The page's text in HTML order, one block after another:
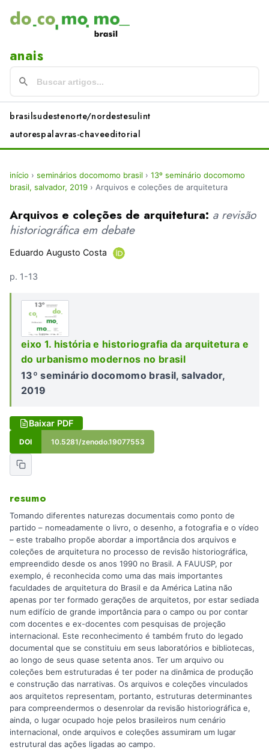
anais
brasilsudestenorte/nordestesulint
autorespalavras-chaveeditorial
início › seminários docomomo brasil › 13º seminário docomomo
brasil, salvador, 2019 › Arquivos e coleções de arquitetura
Arquivos e coleções de arquitetura: a revisão
historiográfica em debate
Eduardo Augusto Costa
p. 1-13
eixo 1. história e historiografia da arquitetura e
do urbanismo modernos no brasil
13º seminário docomomo brasil, salvador,
2019
Baixar PDF
DOI 10.5281/zenodo.19077553
resumo
Tomando diferentes naturezas documentais como ponto de
partido – nomeadamente o livro, o desenho, a fotografia e o vídeo
– este trabalho propõe abordar a importância dos arquivos e
coleções de arquitetura no processo de revisão historiográfica,
empreendido desde os anos 1990 no Brasil. A FAUUSP, por
exemplo, é reconhecida como uma das mais importantes
faculdades de arquitetura do Brasil e da América Latina não
apenas por ter formado gerações de arquitetos, por estar sediada
num edifício de grande importância para o campo ou por contar
com docentes e ex-docentes com pesquisas de projeção
internacional. Este reconhecimento é também fruto do legado
documental que se constituiu em seus laboratórios e bibliotecas,
ao longo de seus quase setenta anos. Ter um arquivo ou
coleções bem estruturadas é ter poder na dinâmica de produção
e construção das narrativas. Os arquivos e coleções vinculados
aos arquitetos representam, portanto, estruturas determinantes
para compreendermos o desenrolar da revisão historiográfica e,
ainda, o lugar ocupado hoje pelos brasileiros num cenário
internacional, onde arquivos e coleções assumiram um lugar
estrutural das ações ligadas ao campo.